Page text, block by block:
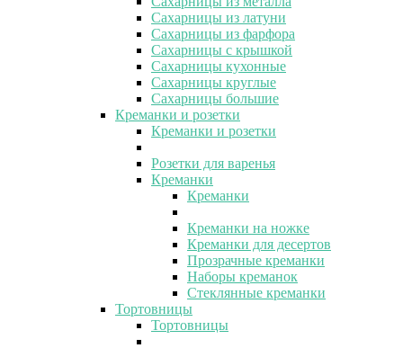
Сахарницы из латуни
Сахарницы из фарфора
Сахарницы с крышкой
Сахарницы кухонные
Сахарницы круглые
Сахарницы большие
Креманки и розетки
Креманки и розетки
Розетки для варенья
Креманки
Креманки
Креманки на ножке
Креманки для десертов
Прозрачные креманки
Наборы креманок
Стеклянные креманки
Тортовницы
Тортовницы